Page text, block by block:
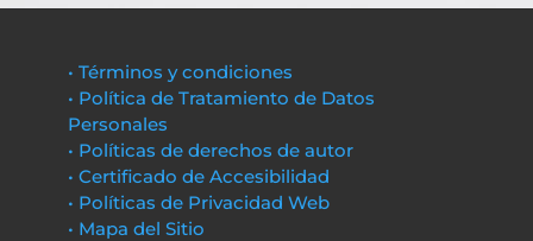
• Términos y condiciones
• Política de Tratamiento de Datos
Personales
• Políticas de derechos de autor
• Certificado de Accesibilidad
• Políticas de Privacidad Web
• Mapa del Sitio